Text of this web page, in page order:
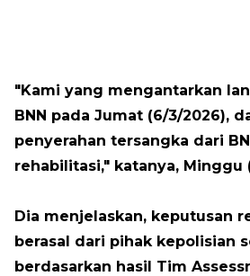
"Kami yang mengantarkan
BNN pada Jumat (6/3/2026),
penyerahan tersangka dari
rehabilitasi," katanya, Minggu
Dia menjelaskan, keputusan
berasal dari pihak kepolisian
berdasarkan hasil Tim